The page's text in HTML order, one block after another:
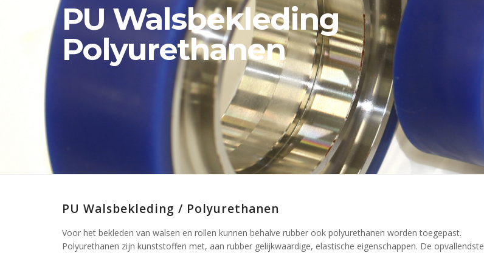
PU Walsbekleding
Polyurethanen
PU Walsbekleding / Polyurethanen
Voor het bekleden van walsen en rollen kunnen behalve rubber ook polyurethanen worden toegepast.
Polyurethanen zijn kunststoffen met, aan rubber gelijkwaardige, elastische eigenschappen. De opvallendste